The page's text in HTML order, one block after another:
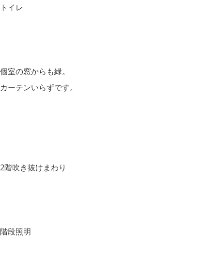
トイレ
個室の窓からも緑。
カーテンいらずです。
2階吹き抜けまわり
階段照明